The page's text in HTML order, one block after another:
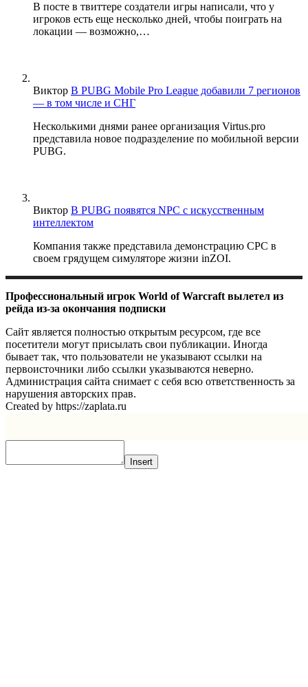
В посте в твиттере создатели игры написали, что у
игроков есть еще несколько дней, чтобы поиграть на
локации — возможно,…
Виктор В PUBG Mobile Pro League добавили 7 регионов
— в том числе и СНГ
Несколькими днями ранее организация Virtus.pro
представила новое подразделение по мобильной версии
PUBG.
Виктор В PUBG появятся NPC с искусственным
интеллектом
Компания также представила демонстрацию CPC в
своем грядущем симуляторе жизни inZOI.
Профессиональный игрок World of Warcraft вылетел из
рейда из-за окончания подписки
Сайт является полностью открытым ресурсом, где все
посетители могут присылать свои публикации. Иногда
бывает так, что пользователи не указывают ссылки на
первоисточники либо ссылки указываются неверно.
Администрация сайта снимает с себя всю ответственность за
нарушения авторских прав.
Created by https://zaplata.ru
Insert